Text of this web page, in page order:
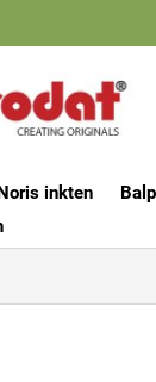
inkten